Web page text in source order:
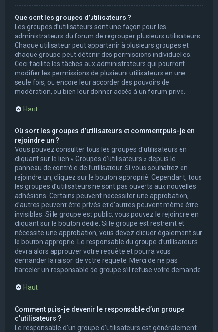
Que sont les groupes d’utilisateurs ?
Les groupes d’utilisateurs sont une façon pour les
administrateurs du forum de regrouper plusieurs utilisateurs.
Chaque utilisateur peut appartenir à plusieurs groupes et
chaque groupe peut détenir des permissions individuelles.
Ceci facilite les tâches aux administrateurs qui pourront
modifier les permissions de plusieurs utilisateurs en une
seule fois, ou encore leur accorder des pouvoirs de
modération, ou bien leur donner accès à un forum privé.
Haut
Où sont les groupes d’utilisateurs et comment puis-je en
rejoindre un ?
Vous pouvez consulter tous les groupes d’utilisateurs en
cliquant sur le lien « Groupes d’utilisateurs » depuis le
panneau de contrôle de l’utilisateur. Si vous souhaitez en
rejoindre un, cliquez sur le bouton approprié. Cependant, tous
les groupes d’utilisateurs ne sont pas ouverts aux nouvelles
adhésions. Certains peuvent nécessiter une approbation,
d’autres peuvent être privés et d’autres peuvent même être
invisibles. Si le groupe est public, vous pouvez le rejoindre en
cliquant sur le bouton dédié. Si le groupe est restreint et
nécessite une approbation, vous devez cliquer également sur
le bouton approprié. Le responsable du groupe d’utilisateurs
devra alors approuver votre requête et pourra vous
demander la raison de votre requête. Merci de ne pas
harceler un responsable de groupe s’il refuse votre demande.
Haut
Comment puis-je devenir le responsable d’un groupe
d’utilisateurs ?
Le responsable d’un groupe d’utilisateurs est généralement